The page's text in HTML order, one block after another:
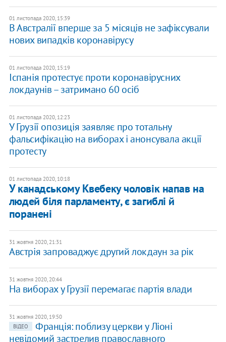
01 листопада 2020, 15:39
В Австралії вперше за 5 місяців не зафіксували
нових випадків коронавірусу
01 листопада 2020, 15:19
Іспанія протестує проти коронавірусних
локдаунів – затримано 60 осіб
01 листопада 2020, 12:23
У Грузії опозиція заявляє про тотальну
фальсифікацію на виборах і анонсувала акції
протесту
01 листопада 2020, 10:18
У канадському Квебеку чоловік напав на
людей біля парламенту, є загиблі й
поранені
31 жовтня 2020, 21:31
Австрія запроваджує другий локдаун за рік
31 жовтня 2020, 20:44
На виборах у Грузії перемагає партія влади
31 жовтня 2020, 19:50
ВІДЕО
Франція: поблизу церкви у Ліоні
невідомий застрелив православного